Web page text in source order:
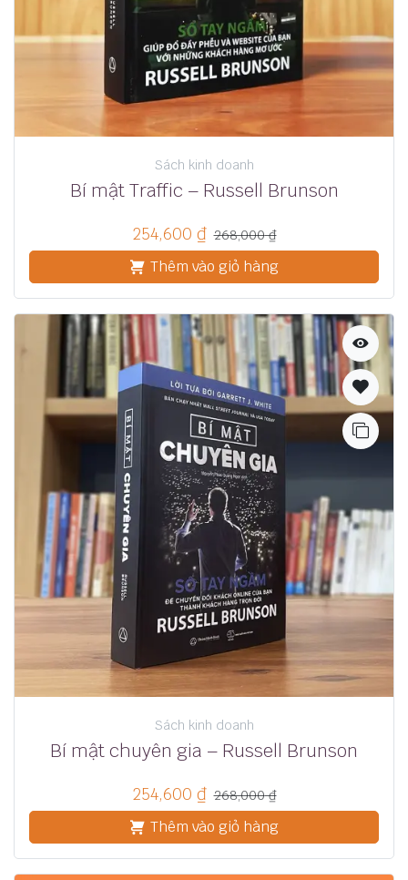
Sách kinh doanh
Bí mật Traffic – Russell Brunson
254,600 ₫ 268,000₫
Thêm vào giỏ hàng
Sách kinh doanh
Bí mật chuyên gia – Russell Brunson
254,600 ₫ 268,000₫
Thêm vào giỏ hàng